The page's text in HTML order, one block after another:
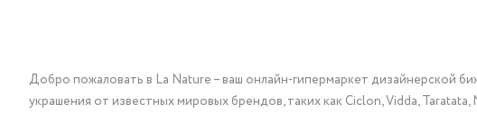
Добро пожаловать в La Nature – ваш онлайн-гипермаркет дизайнерской
украшения от известных мировых брендов, таких как Ciclon, Vidda,